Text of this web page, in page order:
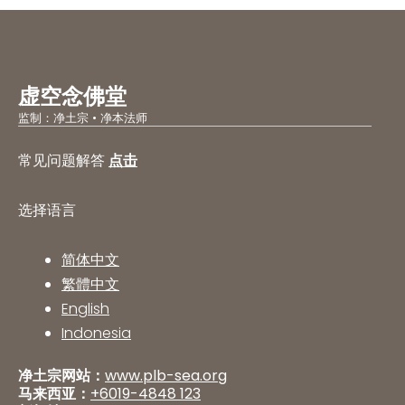
虚空念佛堂
监制：净土宗 • 净本法师
常见问题解答 点击
选择语言
简体中文
繁體中文
English
Indonesia
净土宗网站： www.plb-sea.org
马来西亚： +6019-4848 123